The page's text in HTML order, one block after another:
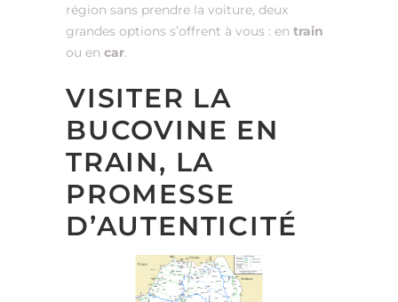
région sans prendre la voiture, deux
grandes options s’offrent à vous : en train
ou en car.
VISITER LA
BUCOVINE EN
TRAIN, LA
PROMESSE
D’AUTENTICITÉ